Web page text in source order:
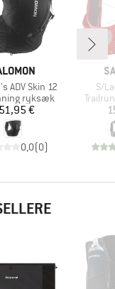
ADV Skin 12
ryksæk
Pris€
0,0(0)
S/